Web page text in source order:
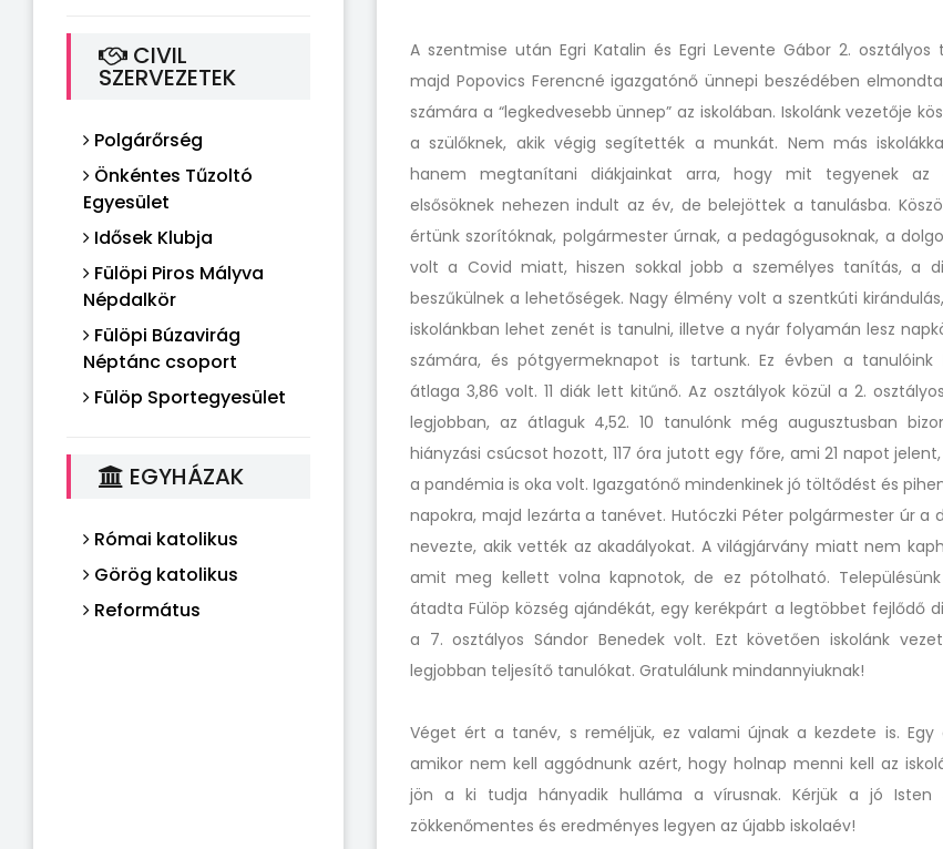
CIVIL
SZERVEZETEK
Polgárőrség
Önkéntes Tűzoltó
Egyesület
Idősek Klubja
Fülöpi Piros Mályva
Népdalkör
Fülöpi Búzavirág
Néptánc csoport
Fülöp Sportegyesület
EGYHÁZAK
Római katolikus
Görög katolikus
Református
A szentmise után Egri Katalin és Egri Levente Gábor 2. osztályos
majd Popovics Ferencné igazgatónő ünnepi beszédében
számára a “legkedvesebb ünnep” az iskolában. Iskolánk vezetője
a szülőknek, akik végig segítették a munkát. Nem más
hanem megtanítani diákjainkat arra, hogy mit tegyenek az
elsősöknek nehezen indult az év, de belejöttek a tanulásba.
értünk szorítóknak, polgármester úrnak, a pedagógusoknak, a
volt a Covid miatt, hiszen sokkal jobb a személyes tanítás, a
beszűkülnek a lehetőségek. Nagy élmény volt a szentkúti
iskolánkban lehet zenét is tanulni, illetve a nyár folyamán lesz
számára, és pótgyermeknapot is tartunk. Ez évben a tanulóink
átlaga 3,86 volt. 11 diák lett kitűnő. Az osztályok közül a 2.
legjobban, az átlaguk 4,52. 10 tanulónk még augusztusban
hiányzási csúcsot hozott, 117 óra jutott egy főre, ami 21 napot
a pandémia is oka volt. Igazgatónő mindenkinek jó töltődést és
napokra, majd lezárta a tanévet. Hutóczki Péter polgármester úr a
nevezte, akik vették az akadályokat. A világjárvány miatt nem
amit meg kellett volna kapnotok, de ez pótolható.
átadta Fülöp község ajándékát, egy kerékpárt a legtöbbet fejlődő
a 7. osztályos Sándor Benedek volt. Ezt követően iskolánk
legjobban teljesítő tanulókat. Gratulálunk mindannyiuknak!
Véget ért a tanév, s reméljük, ez valami újnak a kezdete is. Egy
amikor nem kell aggódnunk azért, hogy holnap menni kell az
jön a ki tudja hányadik hulláma a vírusnak. Kérjük a jó Isten
zökkenőmentes és eredményes legyen az újabb iskolaév!